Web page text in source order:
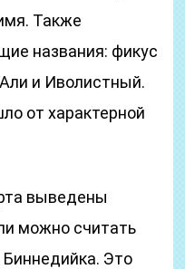
Также
названия: фикус
и Иволистный.
от характерной
выведены
можно считать
Это